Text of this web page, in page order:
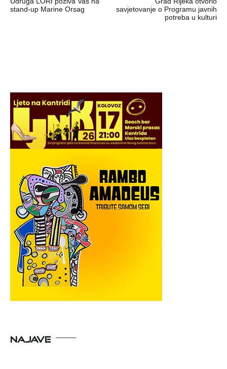
objava
stand-up Marine Orsag
savjetovanje o Programu javnih
potreba u kulturi
NAJAVE